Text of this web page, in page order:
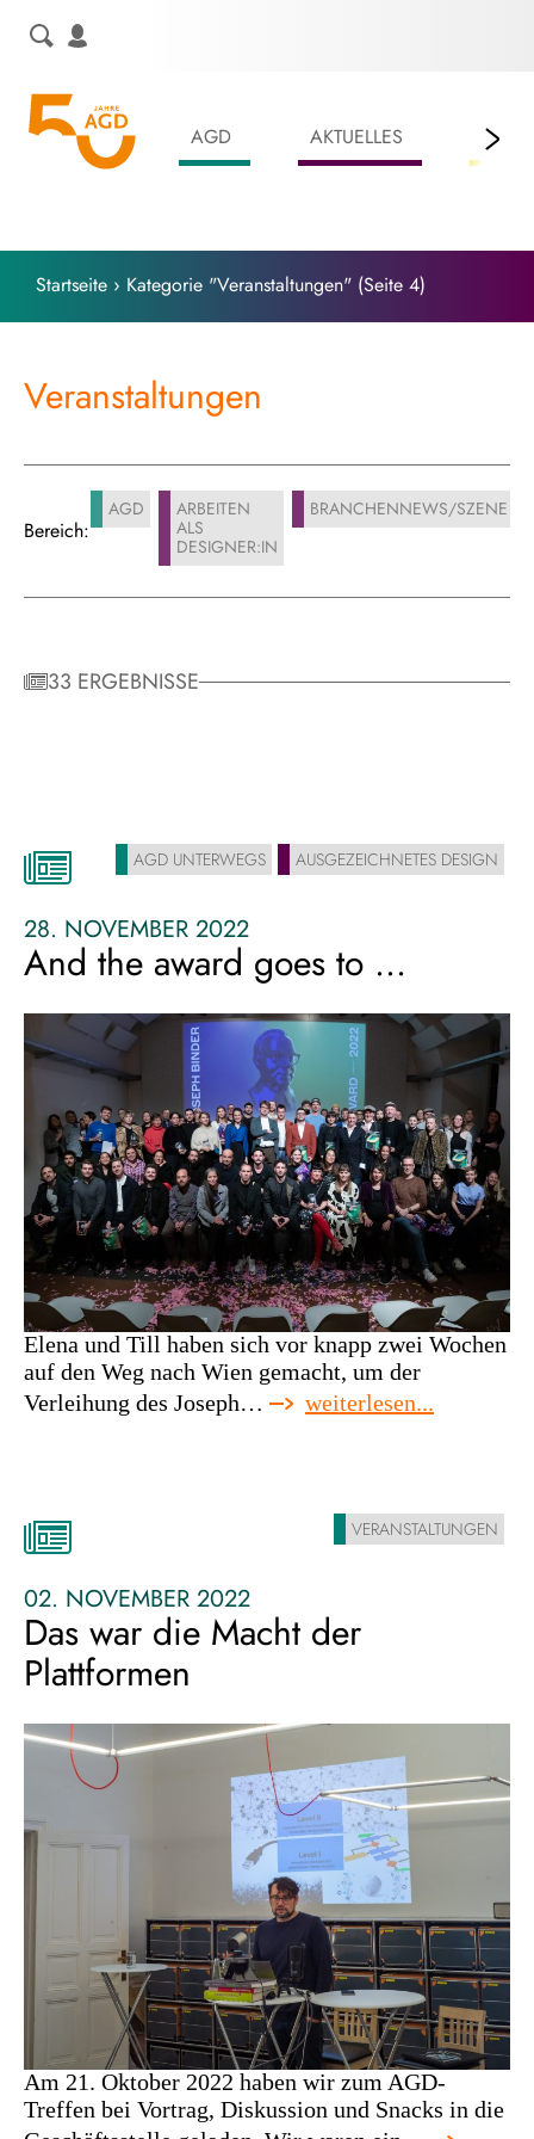
AGD AKTUELLES
Startseite › Kategorie "Veranstaltungen" (Seite 4)
Veranstaltungen
Bereich:
AGD
ARBEITEN
ALS
DESIGNER:IN
BRANCHENNEWS/SZENE
33 ERGEBNISSE
28. NOVEMBER 2022
And the award goes to …
AGD UNTERWEGS AUSGEZEICHNETES DESIGN
Elena und Till haben sich vor knapp zwei Wochen
auf den Weg nach Wien gemacht, um der
Verleihung des Joseph…
weiterlesen...
goes
to
02. NOVEMBER 2022
Das war die Macht der
Plattformen
VERANSTALTUNGEN
Am 21. Oktober 2022 haben wir zum AGD-
Treffen bei Vortrag, Diskussion und Snacks in die